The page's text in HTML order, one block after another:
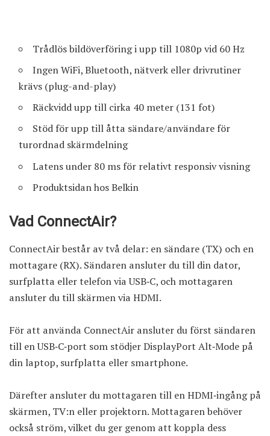
Trådlös bildöverföring i upp till 1080p vid 60 Hz
Ingen WiFi, Bluetooth, nätverk eller drivrutiner
krävs (plug-and-play)
Räckvidd upp till cirka 40 meter (131 fot)
Stöd för upp till åtta sändare/användare för
turordnad skärmdelning
Latens under 80 ms för relativt responsiv visning
Produktsidan hos Belkin
Vad ConnectAir?
ConnectAir består av två delar: en sändare (TX) och en
mottagare (RX). Sändaren ansluter du till din dator,
surfplatta eller telefon via USB‑C, och mottagaren
ansluter du till skärmen via HDMI.
För att använda ConnectAir ansluter du först sändaren
till en USB‑C‑port som stödjer DisplayPort Alt‑Mode på
din laptop, surfplatta eller smartphone.
Därefter ansluter du mottagaren till en HDMI‑ingång på
skärmen, TV:n eller projektorn. Mottagaren behöver
också ström, vilket du ger genom att koppla dess